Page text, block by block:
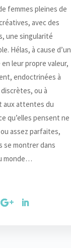
femmes pleines de
avec des
une singularité
Hélas, à cause d’un
leur propre valeur,
endoctrinées à
ou à
aux attentes du
qu’elles pensent ne
assez parfaites,
se montrer dans
monde…